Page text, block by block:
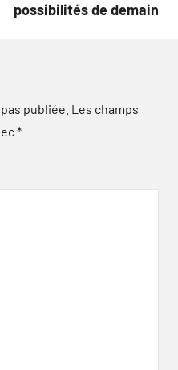
possibilités de demain
publiée. Les champs
*